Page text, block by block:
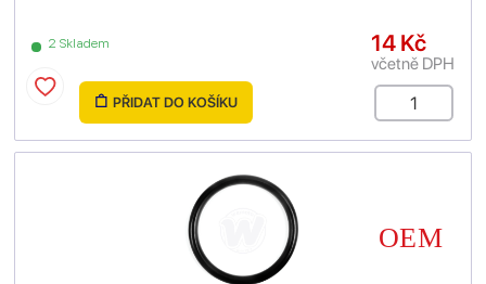
2 Skladem 14 Kč
včetně DPH
PŘIDAT DO KOŠÍKU